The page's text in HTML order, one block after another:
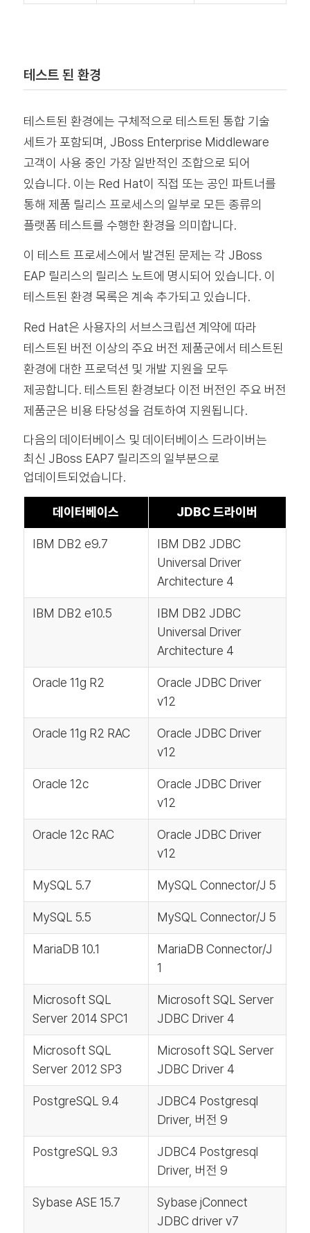
테스트 된 환경
테스트된 환경에는 구체적으로 테스트된 통합 기술
세트가 포함되며, JBoss Enterprise Middleware
고객이 사용 중인 가장 일반적인 조합으로 되어
있습니다. 이는 Red Hat이 직접 또는 공인 파트너를
통해 제품 릴리스 프로세스의 일부로 모든 종류의
플랫폼 테스트를 수행한 환경을 의미합니다.
이 테스트 프로세스에서 발견된 문제는 각 JBoss
EAP 릴리스의 릴리스 노트에 명시되어 있습니다. 이
테스트된 환경 목록은 계속 추가되고 있습니다.
Red Hat은 사용자의 서브스크립션 계약에 따라
테스트된 버전 이상의 주요 버전 제품군에서 테스트된
환경에 대한 프로덕션 및 개발 지원을 모두
제공합니다. 테스트된 환경보다 이전 버전인 주요 버전
제품군은 비용 타당성을 검토하여 지원됩니다.
다음의 데이터베이스 및 데이터베이스 드라이버는
최신 JBoss EAP7 릴리즈의 일부분으로
업데이트되었습니다.
데이터베이스 JDBC 드라이버
IBM DB2 e9.7
IBM DB2 JDBC
Universal Driver
Architecture 4
IBM DB2 e10.5
IBM DB2 JDBC
Universal Driver
Architecture 4
Oracle 11g R2
Oracle JDBC Driver
v12
Oracle 11g R2 RAC
Oracle JDBC Driver
v12
Oracle 12c
Oracle JDBC Driver
v12
Oracle 12c RAC
Oracle JDBC Driver
v12
MySQL 5.7 MySQL Connector/J 5
MySQL 5.5 MySQL Connector/J 5
MariaDB 10.1
MariaDB Connector/J
1
Microsoft SQL
Server 2014 SPC1
Microsoft SQL Server
JDBC Driver 4
Microsoft SQL
Server 2012 SP3
Microsoft SQL Server
JDBC Driver 4
PostgreSQL 9.4
JDBC4 Postgresql
Driver, 버전 9
PostgreSQL 9.3
JDBC4 Postgresql
Driver, 버전 9
Sybase ASE 15.7
Sybase jConnect
JDBC driver v7